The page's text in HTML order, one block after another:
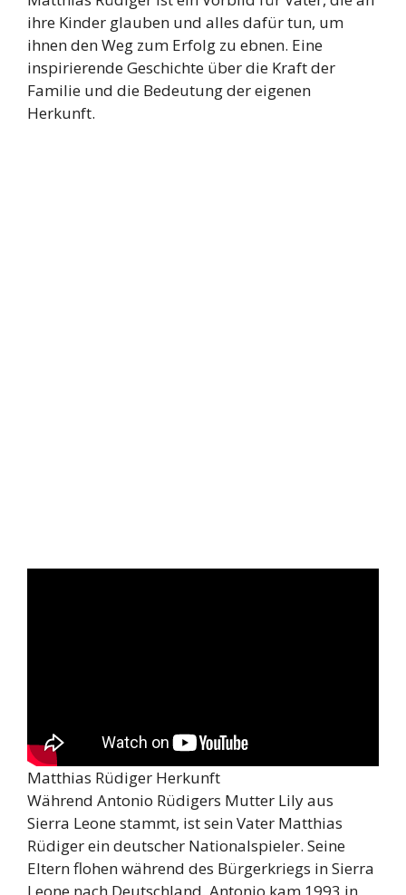
ihre Kinder glauben und alles dafür tun, um
ihnen den Weg zum Erfolg zu ebnen. Eine
inspirierende Geschichte über die Kraft der
Familie und die Bedeutung der eigenen
Herkunft.
Matthias Rüdiger Herkunft
Während Antonio Rüdigers Mutter Lily aus
Sierra Leone stammt, ist sein Vater Matthias
Rüdiger ein deutscher Nationalspieler. Seine
Eltern flohen während des Bürgerkriegs in Sierra